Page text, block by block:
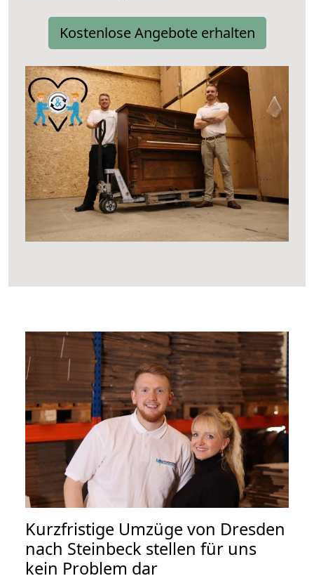
Kostenlose Angebote erhalten
Kurzfristige Umzüge von Dresden
nach Steinbeck stellen für uns
kein Problem dar